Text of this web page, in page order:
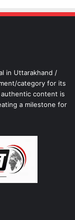
in Uttarakhand /
category for its
content is
a milestone for